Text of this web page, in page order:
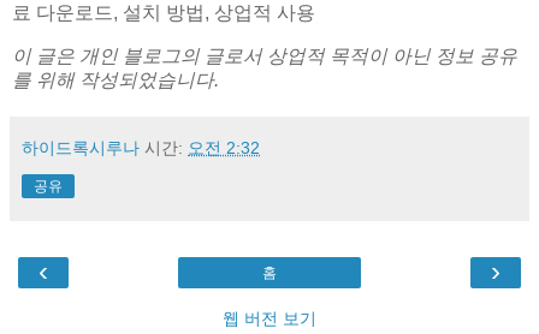
료 다운로드, 설치 방법, 상업적 사용
이 글은 개인 블로그의 글로서 상업적 목적이 아닌 정보 공유
를 위해 작성되었습니다.
하이드록시루나 시간: 오전 2:32
공유
‹ ›
홈
웹 버전 보기